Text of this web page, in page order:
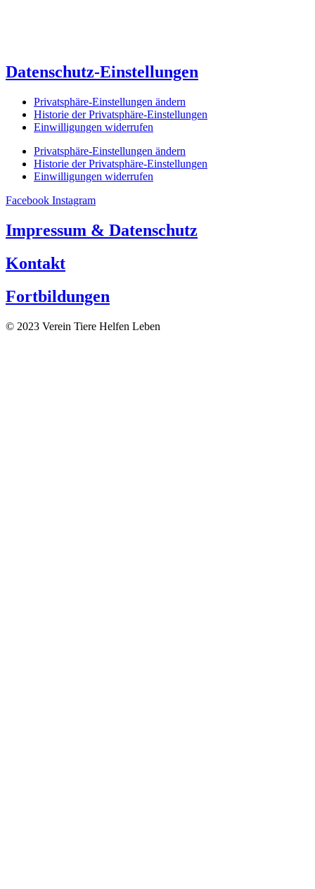
Datenschutz-Einstellungen
Privatsphäre-Einstellungen ändern
Historie der Privatsphäre-Einstellungen
Einwilligungen widerrufen
Privatsphäre-Einstellungen ändern
Historie der Privatsphäre-Einstellungen
Einwilligungen widerrufen
Facebook Instagram
Impressum & Datenschutz
Kontakt
Fortbildungen
© 2023 Verein Tiere Helfen Leben